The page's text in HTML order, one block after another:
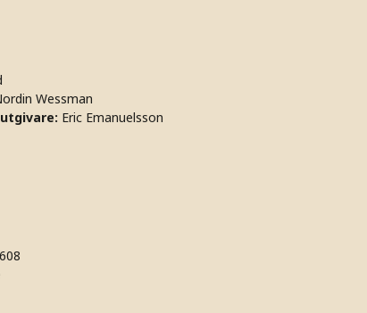
Wessman
Eric Emanuelsson